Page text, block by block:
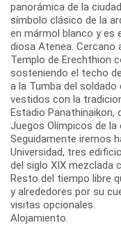
panorámica de la
símbolo clásico de la
en mármol blanco y es
diosa Atenea. Cercano
Templo de Erechthion
sosteniendo el techo
a la Tumba del
vestidos con la
Estadio Panathinaikon,
Juegos Olímpicos de la
Seguidamente iremos
Universidad, tres
del siglo XIX mezclada
Resto del tiempo libre
y alrededores por su
visitas opcionales.
Alojamiento.